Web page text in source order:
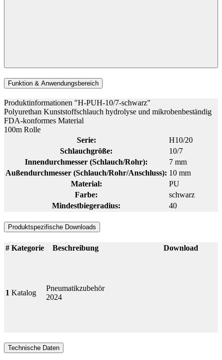
Funktion & Anwendungsbereich
Produktinformationen "H-PUH-10/7-schwarz"
Polyurethan Kunststoffschlauch hydrolyse und mikrobenbeständig
FDA-konformes Material
100m Rolle
Serie:
H10/20
Schlauchgröße:
10/7
Innendurchmesser (Schlauch/Rohr):
7 mm
Außendurchmesser (Schlauch/Rohr/Anschluss): 10 mm
Material:
PU
Farbe:
schwarz
Mindestbiegeradius:
40
Produktspezifische Downloads
# Kategorie Beschreibung Download
1 Katalog
Pneumatikzubehör
2024
Technische Daten